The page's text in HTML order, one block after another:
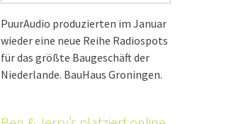
PuurAudio produzierten im Januar
wieder eine neue Reihe Radiospots
für das größte Baugeschäft der
Niederlande. BauHaus Groningen.